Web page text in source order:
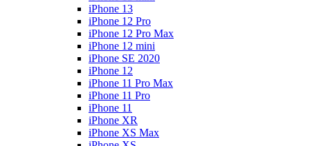
iPhone 13
iPhone 12 Pro
iPhone 12 Pro Max
iPhone 12 mini
iPhone SE 2020
iPhone 12
iPhone 11 Pro Max
iPhone 11 Pro
iPhone 11
iPhone XR
iPhone XS Max